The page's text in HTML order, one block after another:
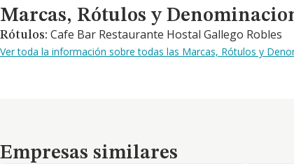
Marcas, Rótulos y Denominaciones Comerciales
Marcas, Rótulos y
Rótulos: Cafe Bar Restaurante Hostal Gallego Robles
Ver toda la información sobre todas las Marcas, Rótulos y
Empresas similares
Empresas similares